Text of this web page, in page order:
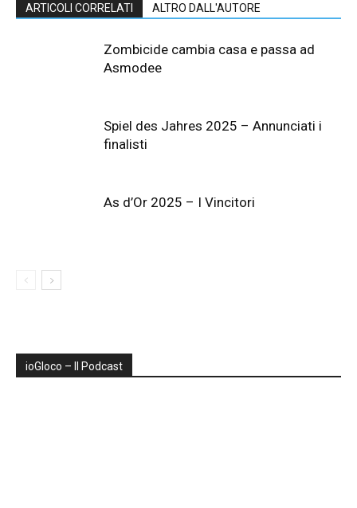
ARTICOLI CORRELATI ALTRO DALL'AUTORE
Zombicide cambia casa e passa ad
Asmodee
Spiel des Jahres 2025 – Annunciati i
finalisti
As d’Or 2025 – I Vincitori
ioGIoco – Il Podcast